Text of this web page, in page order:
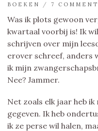
BOEKEN
/ 7
Was ik plots gewoon
kwartaal voorbij is! Ik
schrijven over mijn
erover schreef, anders
ik mijn
Nee? Jammer.
Net zoals elk jaar heb
gegeven. Ik heb
ik ze perse wil halen,